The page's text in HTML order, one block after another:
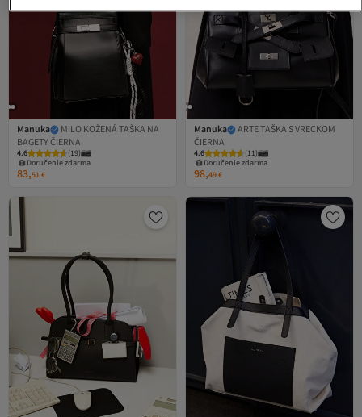
Manuka
MILO KOŽENÁ TAŠKA NA
BAGETY ČIERNA
4.6 (19)
Doručenie zdarma
83,51€
Manuka
ARTE TAŠKA S VRECKOM
ČIERNA
4.6 (11)
Doručenie zdarma
98,49€